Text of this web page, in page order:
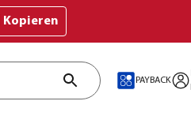
Kopieren
PAYBACK